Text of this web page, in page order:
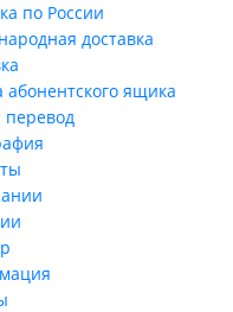
по России
доставка
абонентского ящика
перевод